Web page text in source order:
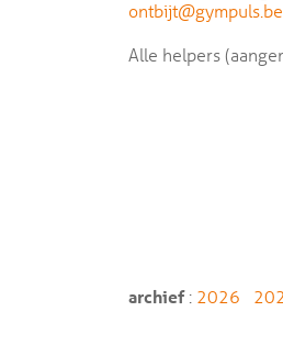
ontbijt@gympuls.be
Alle helpers
archief: 2026